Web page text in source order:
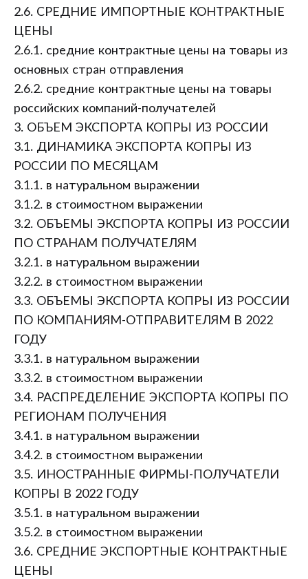
2.6. СРЕДНИЕ ИМПОРТНЫЕ КОНТРАКТНЫЕ
ЦЕНЫ
2.6.1. средние контрактные цены на товары из
основных стран отправления
2.6.2. средние контрактные цены на товары
российских компаний-получателей
3. ОБЪЕМ ЭКСПОРТА КОПРЫ ИЗ РОССИИ
3.1. ДИНАМИКА ЭКСПОРТА КОПРЫ ИЗ
РОССИИ ПО МЕСЯЦАМ
3.1.1. в натуральном выражении
3.1.2. в стоимостном выражении
3.2. ОБЪЕМЫ ЭКСПОРТА КОПРЫ ИЗ РОССИИ
ПО СТРАНАМ ПОЛУЧАТЕЛЯМ
3.2.1. в натуральном выражении
3.2.2. в стоимостном выражении
3.3. ОБЪЕМЫ ЭКСПОРТА КОПРЫ ИЗ РОССИИ
ПО КОМПАНИЯМ-ОТПРАВИТЕЛЯМ В 2022
ГОДУ
3.3.1. в натуральном выражении
3.3.2. в стоимостном выражении
3.4. РАСПРЕДЕЛЕНИЕ ЭКСПОРТА КОПРЫ ПО
РЕГИОНАМ ПОЛУЧЕНИЯ
3.4.1. в натуральном выражении
3.4.2. в стоимостном выражении
3.5. ИНОСТРАННЫЕ ФИРМЫ-ПОЛУЧАТЕЛИ
КОПРЫ В 2022 ГОДУ
3.5.1. в натуральном выражении
3.5.2. в стоимостном выражении
3.6. СРЕДНИЕ ЭКСПОРТНЫЕ КОНТРАКТНЫЕ
ЦЕНЫ